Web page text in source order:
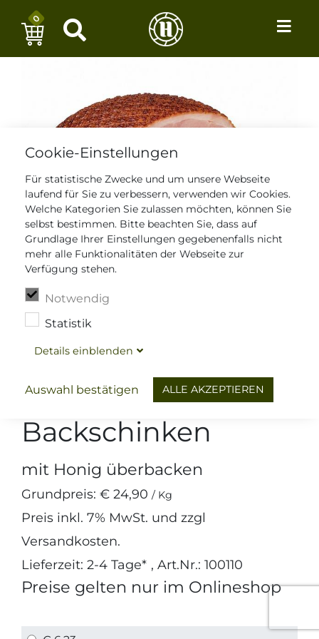
Cookie-Einstellungen
Für statistische Zwecke und um unsere Webseite
laufend für Sie zu verbessern, verwenden wir Cookies.
Welche Kategorien Sie zulassen möchten, können Sie
selbst bestimmen. Bitte beachten Sie, dass auf
Grundlage Ihrer Einstellungen gegebenenfalls nicht
mehr alle Funktionalitäten der Webseite zur
Verfügung stehen.
Notwendig
Statistik
Details einblenden
Auswahl bestätigen ALLE AKZEPTIEREN
0
Schinken Kochschinken
Honig
Backschinken
mit Honig überbacken
Grundpreis: € 24,90 / Kg
Preis inkl. 7% MwSt. und zzgl
Versandkosten.
Lieferzeit: 2-4 Tage* , Art.Nr.: 100110
Preise gelten nur im Onlineshop